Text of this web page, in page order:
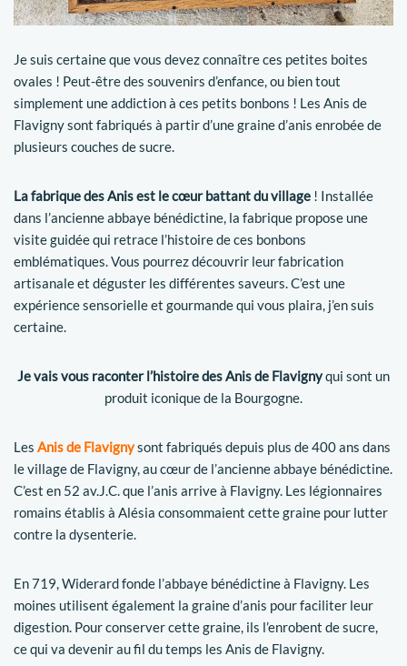
Je suis certaine que vous devez connaître ces petites boites
ovales ! Peut-être des souvenirs d’enfance, ou bien tout
simplement une addiction à ces petits bonbons ! Les Anis de
Flavigny sont fabriqués à partir d’une graine d’anis enrobée de
plusieurs couches de sucre.
La fabrique des Anis est le cœur battant du village ! Installée
dans l’ancienne abbaye bénédictine, la fabrique propose une
visite guidée qui retrace l’histoire de ces bonbons
emblématiques. Vous pourrez découvrir leur fabrication
artisanale et déguster les différentes saveurs. C’est une
expérience sensorielle et gourmande qui vous plaira, j’en suis
certaine.
Je vais vous raconter l’histoire des Anis de Flavignyqui sont un
produit iconique de la Bourgogne.
Les Anis de Flavignysont fabriqués depuis plus de 400 ans dans
le village de Flavigny, au cœur de l’ancienne abbaye bénédictine.
C’est en 52 av.J.C. que l’anis arrive à Flavigny. Les légionnaires
romains établis à Alésia consommaient cette graine pour lutter
contre la dysenterie.
En 719, Widerard fonde l’abbaye bénédictine à Flavigny. Les
moines utilisent également la graine d’anis pour faciliter leur
digestion. Pour conserver cette graine, ils l’enrobent de sucre,
ce qui va devenir au fil du temps les Anis de Flavigny.